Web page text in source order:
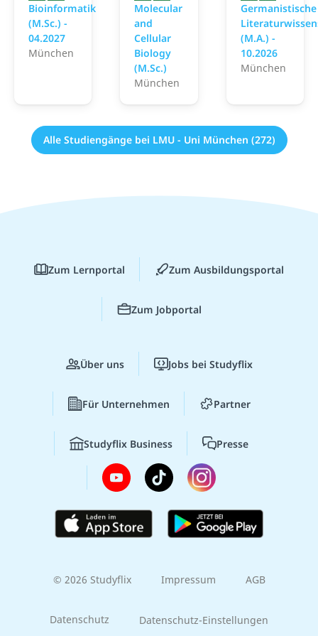
Bioinformatik
(M.Sc.) -
04.2027
München
Molecular
and
Cellular
Biology
(M.Sc.)
München
Germanistische
(M.A.) -
10.2026
München
Alle Studiengänge bei LMU - Uni München (272)
Zum Lernportal Zum Ausbildungsportal
Zum Jobportal
Über uns Jobs bei Studyflix
Für Unternehmen Partner
Studyflix Business Presse
© 2026 Studyflix Impressum AGB
Datenschutz Datenschutz-Einstellungen